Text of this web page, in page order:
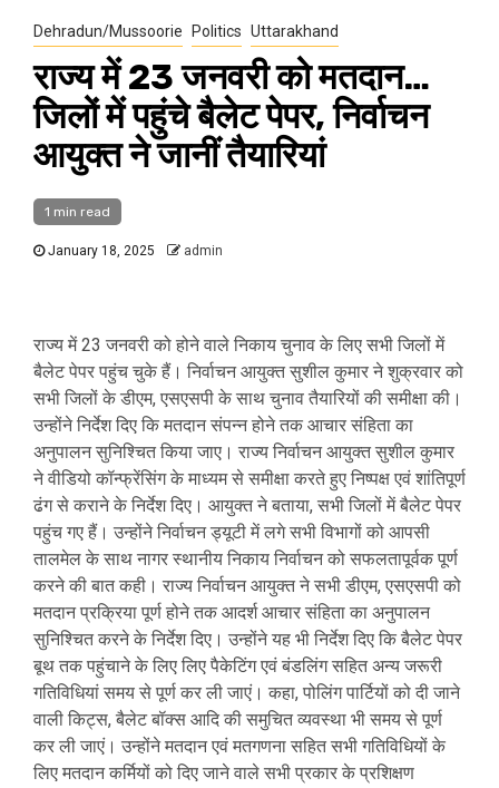
Dehradun/Mussoorie Politics Uttarakhand
राज्य में 23 जनवरी को मतदान…
जिलों में पहुंचे बैलेट पेपर, निर्वाचन
आयुक्त ने जानीं तैयारियां
1 min read
January 18, 2025 admin
राज्य में 23 जनवरी को होने वाले निकाय चुनाव के लिए सभी जिलों में
बैलेट पेपर पहुंच चुके हैं। निर्वाचन आयुक्त सुशील कुमार ने शुक्रवार को
सभी जिलों के डीएम, एसएसपी के साथ चुनाव तैयारियों की समीक्षा की।
उन्होंने निर्देश दिए कि मतदान संपन्न होने तक आचार संहिता का
अनुपालन सुनिश्चित किया जाए। राज्य निर्वाचन आयुक्त सुशील कुमार
ने वीडियो कॉन्फ्रेंसिंग के माध्यम से समीक्षा करते हुए निष्पक्ष एवं शांतिपूर्ण
ढंग से कराने के निर्देश दिए। आयुक्त ने बताया, सभी जिलों में बैलेट पेपर
पहुंच गए हैं। उन्होंने निर्वाचन ड्यूटी में लगे सभी विभागों को आपसी
तालमेल के साथ नागर स्थानीय निकाय निर्वाचन को सफलतापूर्वक पूर्ण
करने की बात कही। राज्य निर्वाचन आयुक्त ने सभी डीएम, एसएसपी को
मतदान प्रक्रिया पूर्ण होने तक आदर्श आचार संहिता का अनुपालन
सुनिश्चित करने के निर्देश दिए। उन्होंने यह भी निर्देश दिए कि बैलेट पेपर
बूथ तक पहुंचाने के लिए लिए पैकेटिंग एवं बंडलिंग सहित अन्य जरूरी
गतिविधियां समय से पूर्ण कर ली जाएं। कहा, पोलिंग पार्टियों को दी जाने
वाली किट्स, बैलेट बॉक्स आदि की समुचित व्यवस्था भी समय से पूर्ण
कर ली जाएं। उन्होंने मतदान एवं मतगणना सहित सभी गतिविधियों के
लिए मतदान कर्मियों को दिए जाने वाले सभी प्रकार के प्रशिक्षण